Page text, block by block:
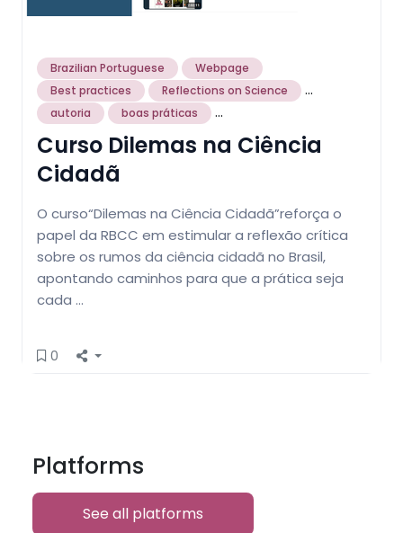
Brazilian Portuguese
Webpage
Best practices
Reflections on Science ...
autoria boas práticas ...
Curso Dilemas na Ciência
Cidadã
O curso“Dilemas na Ciência Cidadã”reforça o
papel da RBCC em estimular a reflexão crítica
sobre os rumos da ciência cidadã no Brasil,
apontando caminhos para que a prática seja
cada …
0
Platforms
See all platforms